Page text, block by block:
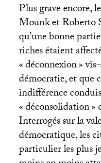
Plus grave encore,
Mounk et Roberto
qu’une bonne
riches étaient
«déconnexion»
démocratie, et que
indifférence
«déconsolidation»
Interrogés sur la
démocratique, les
particulier les plus